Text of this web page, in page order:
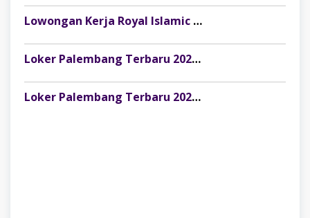
Lowongan Kerja Royal Islamic School Palembang: Staff Keuangan & Front Office
Loker Palembang Terbaru 2026 Customer Service Marketing Klinik Rumah Cantik
Loker Palembang Terbaru 2026 Captain / Supervisor Resto Pempek Mama Musi